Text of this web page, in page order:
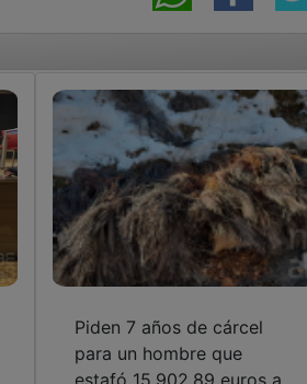
Piden 7 años de cárcel
para un hombre que